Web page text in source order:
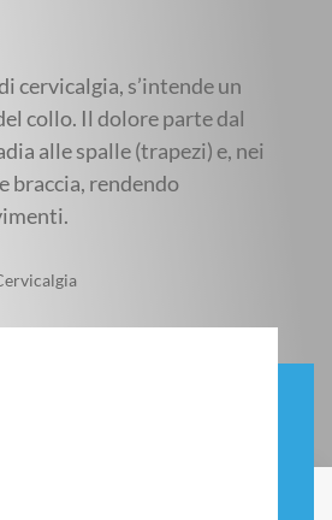
cervicalgia, s’intende un
collo. Il dolore parte dal
alle spalle (trapezi) e, nei
braccia, rendendo